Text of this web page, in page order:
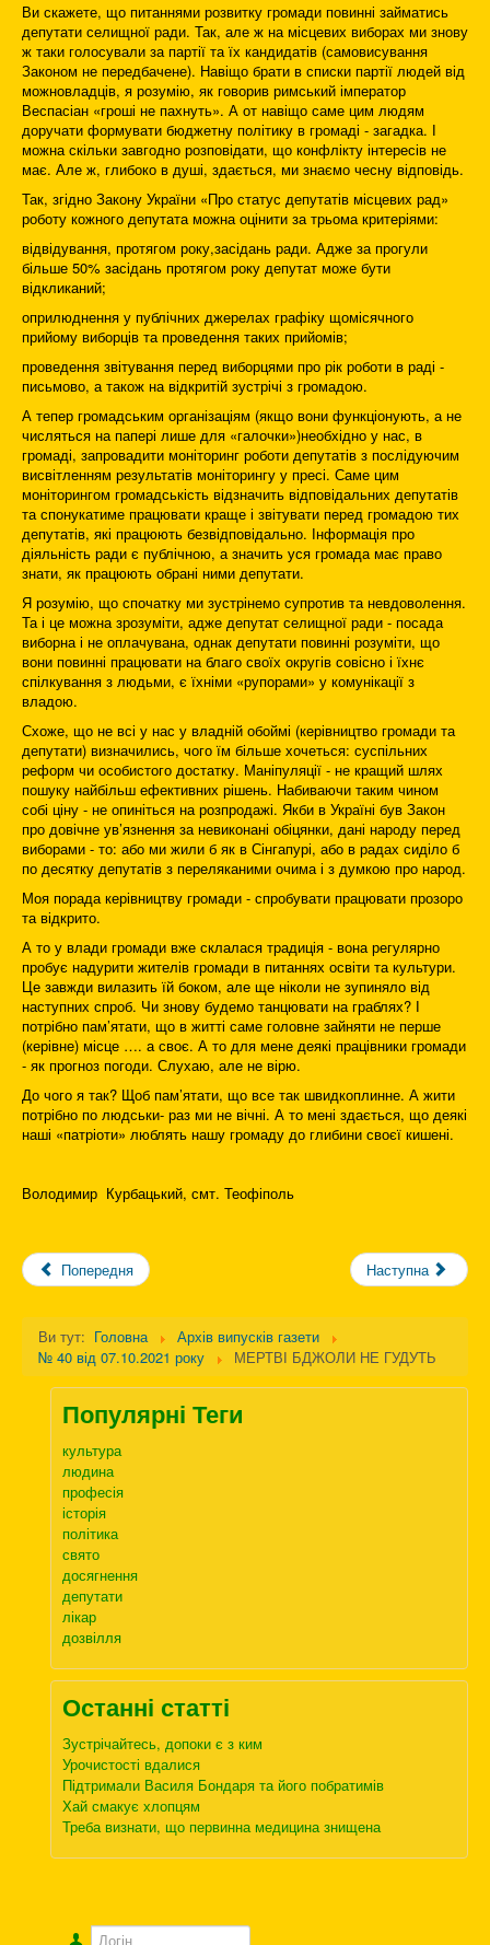
Ви скажете, що питаннями розвитку громади повинні займатись
депутати селищної ради. Так, але ж на місцевих виборах ми знову
ж таки голосували за партії та їх кандидатів (самовисування
Законом не передбачене). Навіщо брати в списки партії людей від
можновладців, я розумію, як говорив римський імператор
Веспасіан «гроші не пахнуть». А от навіщо саме цим людям
доручати формувати бюджетну політику в громаді - загадка. І
можна скільки завгодно розповідати, що конфлікту інтересів не
має. Але ж, глибоко в душі, здається, ми знаємо чесну відповідь.
Так, згідно Закону України «Про статус депутатів місцевих рад»
роботу кожного депутата можна оцінити за трьома критеріями:
відвідування, протягом року,засідань ради. Адже за прогули
більше 50% засідань протягом року депутат може бути
відкликаний;
оприлюднення у публічних джерелах графіку щомісячного
прийому виборців та проведення таких прийомів;
проведення звітування перед виборцями про рік роботи в раді -
письмово, а також на відкритій зустрічі з громадою.
А тепер громадським організаціям (якщо вони функціонують, а не
числяться на папері лише для «галочки»)необхідно у нас, в
громаді, запровадити моніторинг роботи депутатів з послідуючим
висвітленням результатів моніторингу у пресі. Саме цим
моніторингом громадськість відзначить відповідальних депутатів
та спонукатиме працювати краще і звітувати перед громадою тих
депутатів, які працюють безвідповідально. Інформація про
діяльність ради є публічною, а значить уся громада має право
знати, як працюють обрані ними депутати.
Я розумію, що спочатку ми зустрінемо супротив та невдоволення.
Та і це можна зрозуміти, адже депутат селищної ради - посада
виборна і не оплачувана, однак депутати повинні розуміти, що
вони повинні працювати на благо своїх округів совісно і їхнє
спілкування з людьми, є їхніми «рупорами» у комунікації з
владою.
Схоже, що не всі у нас у владній обоймі (керівництво громади та
депутати) визначились, чого їм більше хочеться: суспільних
реформ чи особистого достатку. Маніпуляції - не кращий шлях
пошуку найбільш ефективних рішень. Набиваючи таким чином
собі ціну - не опиніться на розпродажі. Якби в Україні був Закон
про довічне ув’язнення за невиконані обіцянки, дані народу перед
виборами - то: або ми жили б як в Сінгапурі, або в радах сиділо б
по десятку депутатів з переляканими очима і з думкою про народ.
Моя порада керівництву громади - спробувати працювати прозоро
та відкрито.
А то у влади громади вже склалася традиція - вона регулярно
пробує надурити жителів громади в питаннях освіти та культури.
Це завжди вилазить їй боком, але ще ніколи не зупиняло від
наступних спроб. Чи знову будемо танцювати на граблях? І
потрібно пам’ятати, що в житті саме головне зайняти не перше
(керівне) місце …. а своє. А то для мене деякі працівники громади
- як прогноз погоди. Слухаю, але не вірю.
До чого я так? Щоб пам’ятати, що все так швидкоплинне. А жити
потрібно по людськи- раз ми не вічні. А то мені здається, що деякі
наші «патріоти» люблять нашу громаду до глибини своєї кишені.
Володимир Курбацький, смт. Теофіполь
Попередня Наступна
Ви тут: Головна
Архів випусків газети
№ 40 від 07.10.2021 року
МЕРТВІ БДЖОЛИ НЕ ГУДУТЬ
Популярні Теги
культура
людина
професія
історія
політика
свято
досягнення
депутати
лікар
дозвілля
Останні статті
Зустрічайтесь, допоки є з ким
Урочистості вдалися
Підтримали Василя Бондаря та його побратимів
Хай смакує хлопцям
Треба визнати, що первинна медицина знищена
Логін